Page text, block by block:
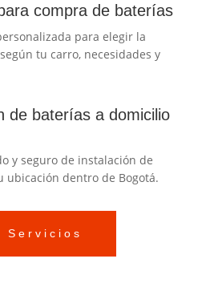
compra de baterías
para elegir la
tu carro, necesidades y
de baterías a domicilio
y seguro de instalación de
ubicación dentro de Bogotá.
Servicios